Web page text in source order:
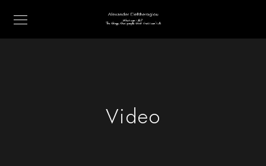
Video